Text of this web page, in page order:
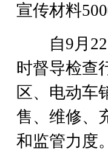
宣传材料
自9月22
时督导检查
区、电动车
售、维修、
和监管力度